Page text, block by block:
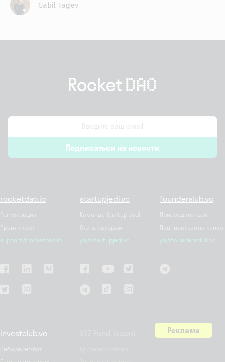
Gabil Tagiev
*
Подписаться на новости
rocketdao.io
Регистрация
Пройти тест
support@rocketdao.io
startupjedi.vc
Команда Startup Jedi
Стать автором
yo@startupjedi.vc
founderslub.vc
Присоединиться
Подписаться на канал
yo@foundersclub.vc
investclub.vc
Онбординг-бот
Реклама